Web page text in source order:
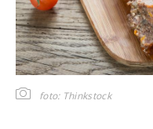
foto: Thinkstock